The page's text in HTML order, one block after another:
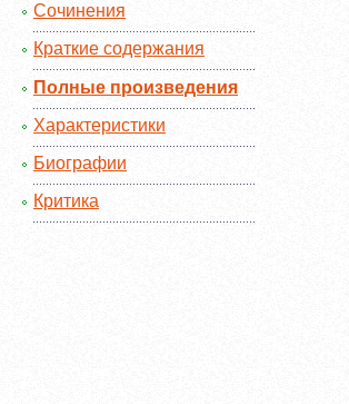
Сочинения
Краткие содержания
Полные произведения
Характеристики
Биографии
Критика